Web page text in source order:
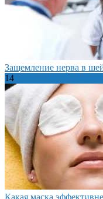
Защемление нерва в
14